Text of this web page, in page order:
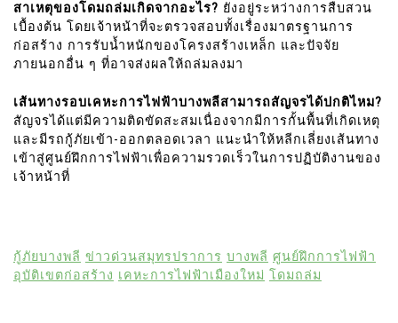
สาเหตุของโดมถล่มเกิดจากอะไร? ยังอยู่ระหว่างการสืบสวน
เบื้องต้น โดยเจ้าหน้าที่จะตรวจสอบทั้งเรื่องมาตรฐานการ
ก่อสร้าง การรับน้ำหนักของโครงสร้างเหล็ก และปัจจัย
ภายนอกอื่น ๆ ที่อาจส่งผลให้ถล่มลงมา
เส้นทางรอบเคหะการไฟฟ้าบางพลีสามารถสัญจรได้ปกติไหม?
สัญจรได้แต่มีความติดขัดสะสมเนื่องจากมีการกั้นพื้นที่เกิดเหตุ
และมีรถกู้ภัยเข้า-ออกตลอดเวลา แนะนำให้หลีกเลี่ยงเส้นทาง
เข้าสู่ศูนย์ฝึกการไฟฟ้าเพื่อความรวดเร็วในการปฏิบัติงานของ
เจ้าหน้าที่
กู้ภัยบางพลี ข่าวด่วนสมุทรปราการ บางพลี ศูนย์ฝึกการไฟฟ้า
อุบัติเขตก่อสร้าง เคหะการไฟฟ้าเมืองใหม่ โดมถล่ม